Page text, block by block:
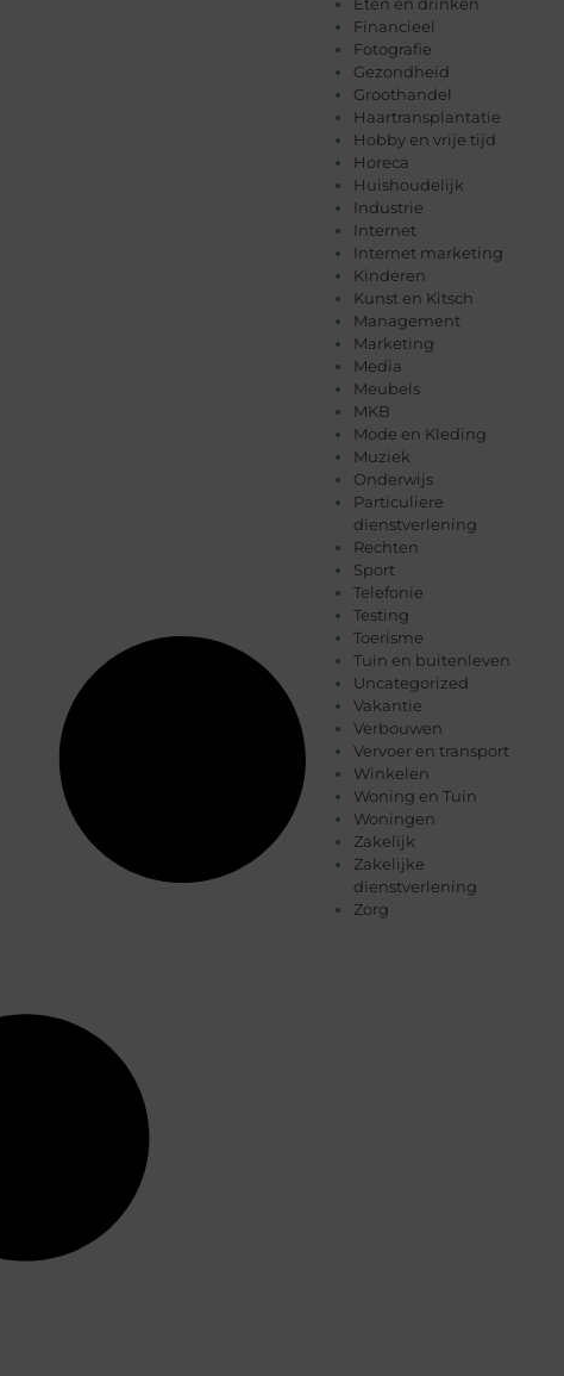
Financieel
Fotografie
Gezondheid
Groothandel
Haartransplantatie
Hobby en vrije tijd
Horeca
Huishoudelijk
Industrie
Internet
Internet marketing
Kinderen
Kunst en Kitsch
Management
Marketing
Media
Meubels
MKB
Mode en Kleding
Muziek
Onderwijs
Particuliere
dienstverlening
Rechten
Sport
Telefonie
Testing
Toerisme
Tuin en buitenleven
Uncategorized
Vakantie
Verbouwen
Vervoer en transport
Winkelen
Woning en Tuin
Woningen
Zakelijk
Zakelijke
dienstverlening
Zorg